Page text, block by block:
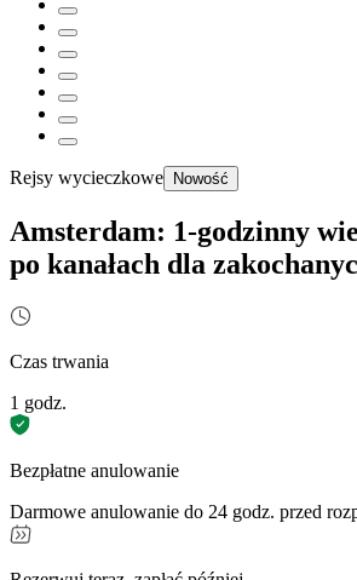
Rejsy wycieczkowe Nowość
Amsterdam: 1-godzinny
po kanałach dla
Czas trwania
1 godz.
Bezpłatne anulowanie
Darmowe anulowanie do 24 godz. przed